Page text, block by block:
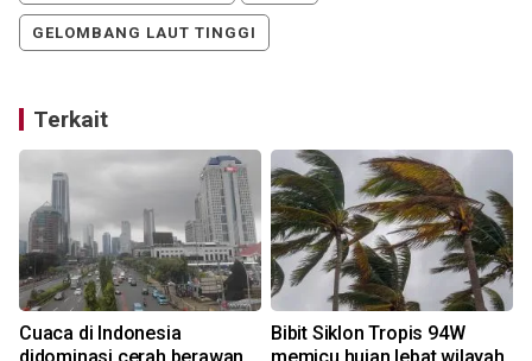
GELOMBANG LAUT TINGGI
Terkait
Cuaca di Indonesia
Bibit Siklon Tropis 94W